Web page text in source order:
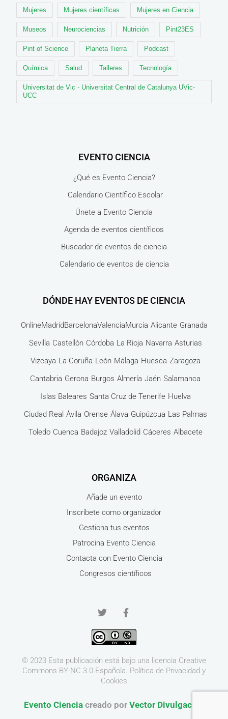
Mujeres Mujeres científicas Mujeres en Ciencia
Museos Neurociencias Nutrición Pint23ES
Pint of Science Planeta Tierra Podcast
Química Salud Talleres Tecnología
Universitat de Vic - Universitat Central de Catalunya UVic-
UCC
EVENTO CIENCIA
¿Qué es Evento Ciencia?
Calendario Científico Escolar
Únete a Evento Ciencia
Agenda de eventos científicos
Buscador de eventos de ciencia
Calendario de eventos de ciencia
DÓNDE HAY EVENTOS DE CIENCIA
OnlineMadridBarcelonaValenciaMurcia Alicante Granada
Sevilla Castellón Córdoba La Rioja Navarra Asturias
Vizcaya La Coruña León Málaga Huesca Zaragoza
Cantabria Gerona Burgos Almería Jaén Salamanca
Islas Baleares Santa Cruz de Tenerife Huelva
Ciudad Real Ávila Orense Álava Guipúzcua Las Palmas
Toledo Cuenca Badajoz Valladolid Cáceres Albacete
ORGANIZA
Añade un evento
Inscríbete como organizador
Gestiona tus eventos
Patrocina Evento Ciencia
Contacta con Evento Ciencia
Congresos científicos
© 2023 Esta publicación está bajo una licencia Creative
Commons BY-NC 3.0 Española. Política de Privacidad y
Cookies
Evento Cienciacreado por Vector Divulgación